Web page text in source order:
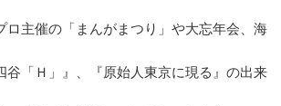
ロ主催の「まんがまつり」や大忘年会、海
谷「Ｈ」』、『原始人東京に現る』の出来